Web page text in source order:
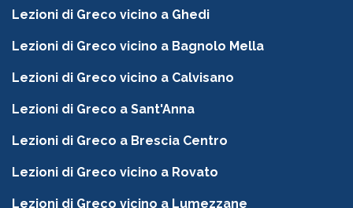
Lezioni di Greco vicino a Ghedi
Lezioni di Greco vicino a Bagnolo Mella
Lezioni di Greco vicino a Calvisano
Lezioni di Greco a Sant'Anna
Lezioni di Greco a Brescia Centro
Lezioni di Greco vicino a Rovato
Lezioni di Greco vicino a Lumezzane